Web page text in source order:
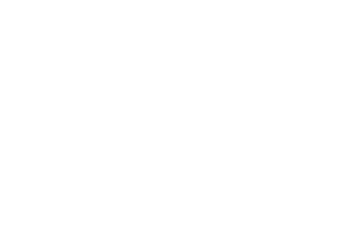
formája. Az influencerek
influencerek képesek befolyásolni
hogy márkák ezrei népszerűsítik
olyan partnereket válassz, akik a
követői számára relevánsok
ne társulj sportoló